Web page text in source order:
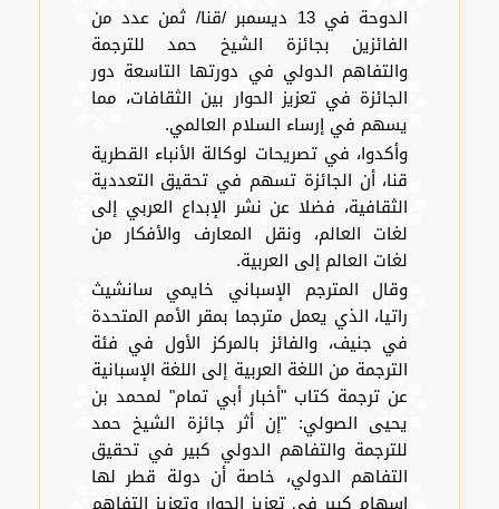
الدوحة في 13 ديسمبر /قنا/ ثمن عدد من
الفائزين بجائزة الشيخ حمد للترجمة
والتفاهم الدولي في دورتها التاسعة دور
الجائزة في تعزيز الحوار بين الثقافات، مما
يسهم في إرساء السلام العالمي.
وأكدوا، في تصريحات لوكالة الأنباء القطرية
قنا، أن الجائزة تسهم في تحقيق التعددية
الثقافية، فضلا عن نشر الإبداع العربي إلى
لغات العالم، ونقل المعارف والأفكار من
لغات العالم إلى العربية.
وقال المترجم الإسباني خايمي سانشيث
راتيا، الذي يعمل مترجما بمقر الأمم المتحدة
في جنيف، والفائز بالمركز الأول في فئة
الترجمة من اللغة العربية إلى اللغة الإسبانية
عن ترجمة كتاب "أخبار أبي تمام" لمحمد بن
يحيى الصولي: "إن أثر جائزة الشيخ حمد
للترجمة والتفاهم الدولي كبير في تحقيق
التفاهم الدولي، خاصة أن دولة قطر لها